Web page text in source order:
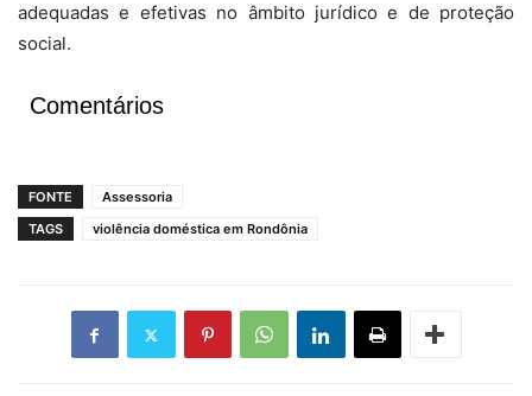
adequadas e efetivas no âmbito jurídico e de proteção
social.
Comentários
FONTE
Assessoria
TAGS
violência doméstica em Rondônia